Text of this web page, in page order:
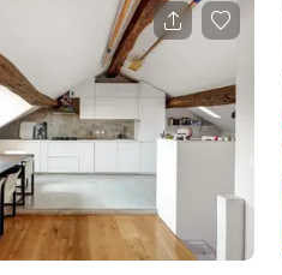
par un escalier intérieur, il
volumes avec des plafonds
de haut, une décoration
lumière naturelle généreuse et
d'origine préservés. Parfait
photo et vidéo - Réceptions